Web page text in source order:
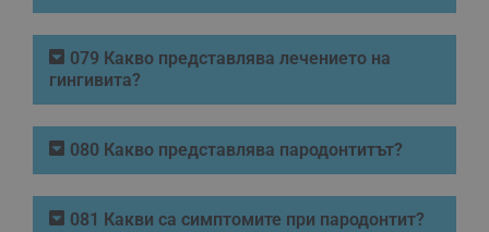
079 Какво представлява лечението на
гингивита?
080 Какво представлява пародонтитът?
081 Какви са симптомите при пародонтит?